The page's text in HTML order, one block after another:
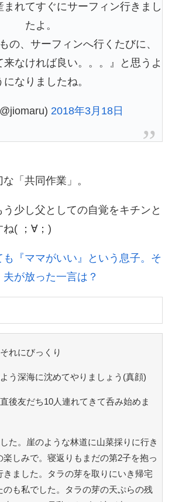
まれてすぐにサーフィン行きまし
たよ。
の、サーフィンへ行くたびに、
来なければ良い。。。』と思うよ
になりましたね。
2018年3月18日
「共同作業」。
少し父としての自覚をキチンと
ね( ；∀；)
も『ママがいい』という息子。そ
が放った一言は？
れにびっくり
う深海に沈めてやりましょう(真顔)
後友だち10人連れてきて呑み始めま
た。崖のような林道に山菜採りに行き
楽しみで。寝返りもまだの第2子を抱っ
きました。タラの芽を取りにいき帰宅
のも私でした。タラの芽の天ぷらの残